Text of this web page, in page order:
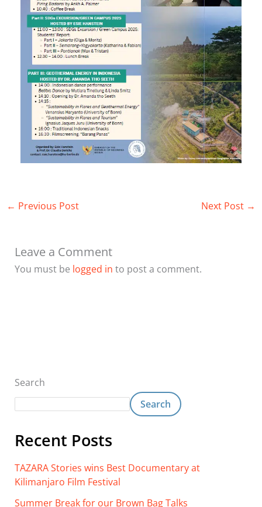
← Previous Post Next Post →
Leave a Comment
You must be logged in to post a comment.
Search
Search
Recent Posts
TAZARA Stories wins Best Documentary at
Kilimanjaro Film Festival
Summer Break for our Brown Bag Talks